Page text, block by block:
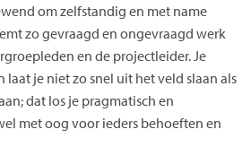
om zelfstandig en met name
zo gevraagd en ongevraagd werk
en de projectleider. Je
je niet zo snel uit het veld slaan als
dat los je pragmatisch en
met oog voor ieders behoeften en